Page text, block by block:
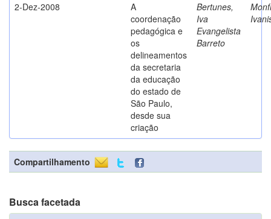
2-Dez-2008
A
coordenação
pedagógica e
os
delineamentos
da secretaria
da educação
do estado de
São Paulo,
desde sua
criação
Bertunes,
Iva
Evangelista
Barreto
Compartilhamento
Busca facetada